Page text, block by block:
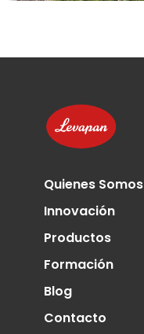
Quienes Somos
Innovación
Productos
Formación
Blog
Contacto